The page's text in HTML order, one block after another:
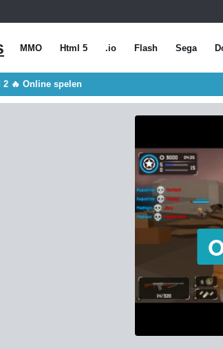
MMO Html 5 .io Flash Sega
2 🔥 Online spelen